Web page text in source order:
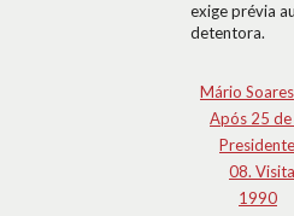
exige prévia
detentora.
Mário Soares
Após 25
08.
1990